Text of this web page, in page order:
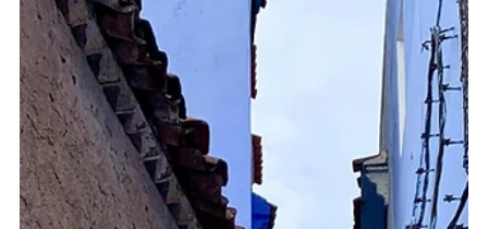
Pasquale Castelgrande
10 giu 2023
Tempo di lettura: 12 min
Viaggio Elettrizzante in Sicilia